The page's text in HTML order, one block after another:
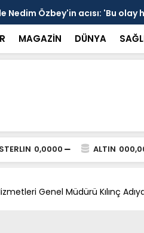
101 yerleşim birimini
MAGAZİN DÜNYA
STERLIN 0,0000 ALTIN
Genel Müdürü Kılınç